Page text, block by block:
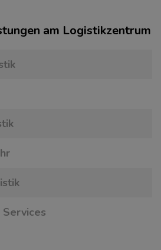
am Logistikzentrum